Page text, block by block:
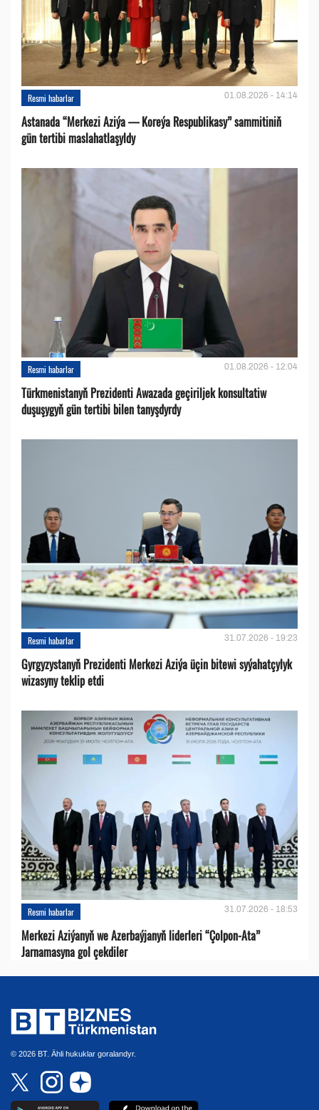
Resmi habarlar 01.08.2026 - 14:14
Astanada “Merkezi Aziýa — Koreýa Respublikasy” sammitiniň
gün tertibi maslahatlaşyldy
Resmi habarlar 01.08.2026 - 12:04
Türkmenistanyň Prezidenti Awazada geçiriljek konsultatiw
duşuşygyň gün tertibi bilen tanyşdyrdy
Resmi habarlar 31.07.2026 - 19:23
Gyrgyzystanyň Prezidenti Merkezi Aziýa üçin bitewi syýahatçylyk
wizasyny teklip etdi
Resmi habarlar 31.07.2026 - 18:53
Merkezi Aziýanyň we Azerbaýjanyň liderleri “Çolpon-Ata”
Jarnamasyna gol çekdiler
© 2026 BT. Ähli hukuklar goralandyr.